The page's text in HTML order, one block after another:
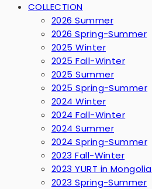
COLLECTION
2026 Summer
2026 Spring-Summer
2025 Winter
2025 Fall-Winter
2025 Summer
2025 Spring-Summer
2024 Winter
2024 Fall-Winter
2024 Summer
2024 Spring-Summer
2023 Fall-Winter
2023 YURT in Mongolia
2023 Spring-Summer